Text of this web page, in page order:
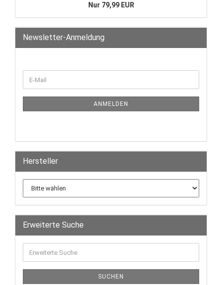
Nur 79,99 EUR
Newsletter-Anmeldung
ANMELDEN
Hersteller
Erweiterte Suche
SUCHEN